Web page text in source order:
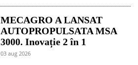
MECAGRO A LANSAT
AUTOPROPULSATA MSA
3000. Inovație 2 în 1
03 aug 2026